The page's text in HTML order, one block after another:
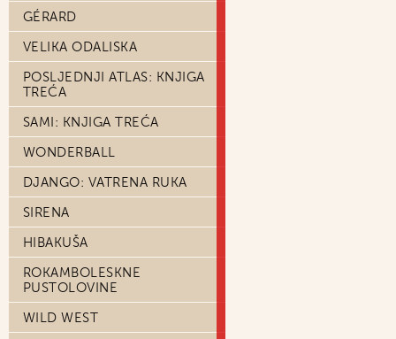
GÉRARD
VELIKA ODALISKA
POSLJEDNJI ATLAS: KNJIGA
TREĆA
SAMI: KNJIGA TREĆA
WONDERBALL
DJANGO: VATRENA RUKA
SIRENA
HIBAKUŠA
ROKAMBOLESKNE
PUSTOLOVINE
WILD WEST